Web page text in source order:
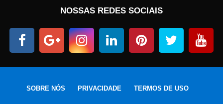
NOSSAS REDES SOCIAIS
SOBRE NÓS PRIVACIDADE TERMOS DE USO